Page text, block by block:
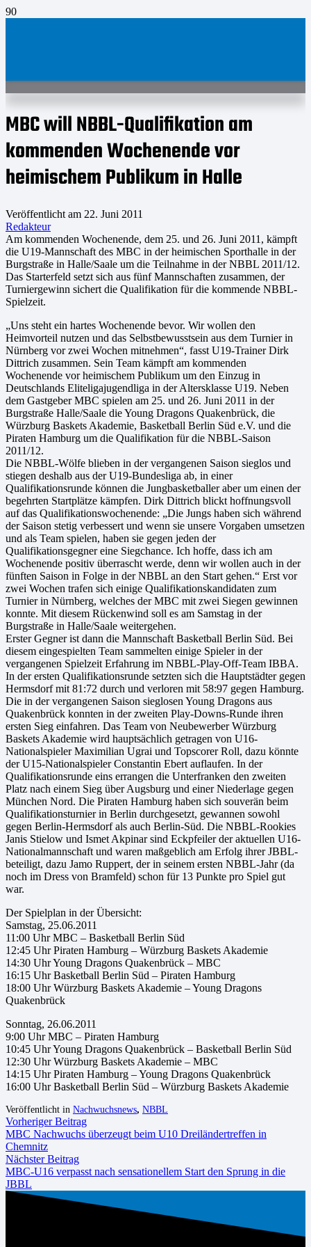
MBC will NBBL-Qualifikation am
kommenden Wochenende vor
heimischem Publikum in Halle
Veröffentlicht am 22. Juni 2011
Redakteur
Am kommenden Wochenende, dem 25. und 26. Juni 2011, kämpft
die U19-Mannschaft des MBC in der heimischen Sporthalle in der
Burgstraße in Halle/Saale um die Teilnahme in der NBBL 2011/12.
Das Starterfeld setzt sich aus fünf Mannschaften zusammen, der
Turniergewinn sichert die Qualifikation für die kommende NBBL-
Spielzeit.
„Uns steht ein hartes Wochenende bevor. Wir wollen den
Heimvorteil nutzen und das Selbstbewusstsein aus dem Turnier in
Nürnberg vor zwei Wochen mitnehmen“, fasst U19-Trainer Dirk
Dittrich zusammen. Sein Team kämpft am kommenden
Wochenende vor heimischem Publikum um den Einzug in
Deutschlands Eliteligajugendliga in der Altersklasse U19. Neben
dem Gastgeber MBC spielen am 25. und 26. Juni 2011 in der
Burgstraße Halle/Saale die Young Dragons Quakenbrück, die
Würzburg Baskets Akademie, Basketball Berlin Süd e.V. und die
Piraten Hamburg um die Qualifikation für die NBBL-Saison
2011/12.
Die NBBL-Wölfe blieben in der vergangenen Saison sieglos und
stiegen deshalb aus der U19-Bundesliga ab, in einer
Qualifikationsrunde können die Jungbasketballer aber um einen der
begehrten Startplätze kämpfen. Dirk Dittrich blickt hoffnungsvoll
auf das Qualifikationswochenende: „Die Jungs haben sich während
der Saison stetig verbessert und wenn sie unsere Vorgaben umsetzen
und als Team spielen, haben sie gegen jeden der
Qualifikationsgegner eine Siegchance. Ich hoffe, dass ich am
Wochenende positiv überrascht werde, denn wir wollen auch in der
fünften Saison in Folge in der NBBL an den Start gehen.“ Erst vor
zwei Wochen trafen sich einige Qualifikationskandidaten zum
Turnier in Nürnberg, welches der MBC mit zwei Siegen gewinnen
konnte. Mit diesem Rückenwind soll es am Samstag in der
Burgstraße in Halle/Saale weitergehen.
Erster Gegner ist dann die Mannschaft Basketball Berlin Süd. Bei
diesem eingespielten Team sammelten einige Spieler in der
vergangenen Spielzeit Erfahrung im NBBL-Play-Off-Team IBBA.
In der ersten Qualifikationsrunde setzten sich die Hauptstädter gegen
Hermsdorf mit 81:72 durch und verloren mit 58:97 gegen Hamburg.
Die in der vergangenen Saison sieglosen Young Dragons aus
Quakenbrück konnten in der zweiten Play-Downs-Runde ihren
ersten Sieg einfahren. Das Team von Neubewerber Würzburg
Baskets Akademie wird hauptsächlich getragen von U16-
Nationalspieler Maximilian Ugrai und Topscorer Roll, dazu könnte
der U15-Nationalspieler Constantin Ebert auflaufen. In der
Qualifikationsrunde eins errangen die Unterfranken den zweiten
Platz nach einem Sieg über Augsburg und einer Niederlage gegen
München Nord. Die Piraten Hamburg haben sich souverän beim
Qualifikationsturnier in Berlin durchgesetzt, gewannen sowohl
gegen Berlin-Hermsdorf als auch Berlin-Süd. Die NBBL-Rookies
Janis Stielow und Ismet Akpinar sind Eckpfeiler der aktuellen U16-
Nationalmannschaft und waren maßgeblich am Erfolg ihrer JBBL-
beteiligt, dazu Jamo Ruppert, der in seinem ersten NBBL-Jahr (da
noch im Dress von Bramfeld) schon für 13 Punkte pro Spiel gut
war.
Der Spielplan in der Übersicht:
Samstag, 25.06.2011
11:00 Uhr MBC – Basketball Berlin Süd
12:45 Uhr Piraten Hamburg – Würzburg Baskets Akademie
14:30 Uhr Young Dragons Quakenbrück – MBC
16:15 Uhr Basketball Berlin Süd – Piraten Hamburg
18:00 Uhr Würzburg Baskets Akademie – Young Dragons
Quakenbrück
Sonntag, 26.06.2011
9:00 Uhr MBC – Piraten Hamburg
10:45 Uhr Young Dragons Quakenbrück – Basketball Berlin Süd
12:30 Uhr Würzburg Baskets Akademie – MBC
14:15 Uhr Piraten Hamburg – Young Dragons Quakenbrück
16:00 Uhr Basketball Berlin Süd – Würzburg Baskets Akademie
Veröffentlicht in Nachwuchsnews, NBBL
Vorheriger Beitrag
MBC Nachwuchs überzeugt beim U10 Dreiländertreffen in
Chemnitz
Nächster Beitrag
MBC-U16 verpasst nach sensationellem Start den Sprung in die
JBBL